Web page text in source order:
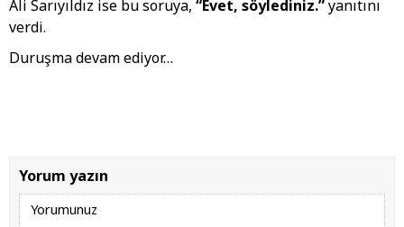
Ali Sarıyıldız ise bu soruya, “Evet, söylediniz.”yanıtını
verdi.
Duruşma devam ediyor…
Yorum yazın